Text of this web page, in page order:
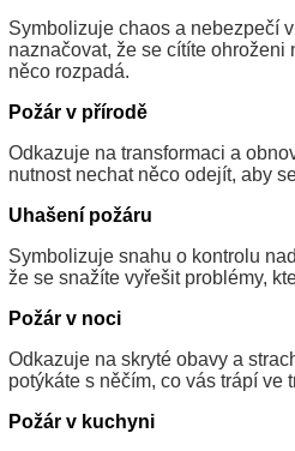
Symbolizuje chaos a nebezpečí
naznačovat, že se cítíte ohroženi
něco rozpadá.
Požár v přírodě
Odkazuje na transformaci a
nutnost nechat něco odejít, aby
Uhašení požáru
Symbolizuje snahu o kontrolu
že se snažíte vyřešit problémy,
Požár v noci
Odkazuje na skryté obavy a
potýkáte s něčím, co vás trápí ve
Požár v kuchyni